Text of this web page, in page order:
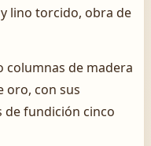
lino torcido, obra de
columnas de madera
oro, con sus
de fundición cinco